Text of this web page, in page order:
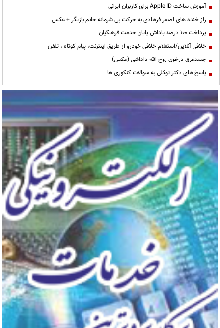
آموزش ساخت Apple ID برای کاربران ایرانی
راز خنده های اصغر فرهادی به حرکت بی شرمانه خانم بازیگر + عکس
پرداخت ۱۰۰ درصد پاداش پایان خدمت فرهنگیان
خلافی آنلاین/استعلام خلافی خودرو از طریق اینترنت، پیام کوتاه ، تلفن
جسدغرق درخون روح الله داداشی (عکس)
پاسخ های دکتر توکلی به سوالات کنکوری ها